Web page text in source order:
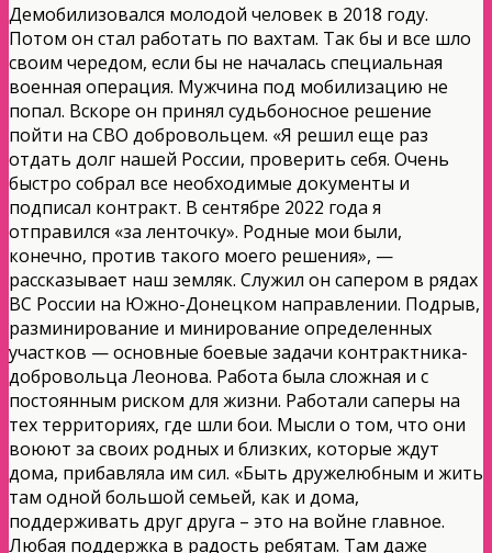
Демобилизовался молодой человек в 2018 году.
Потом он стал работать по вахтам. Так бы и все шло
своим чередом, если бы не началась специальная
военная операция. Мужчина под мобилизацию не
попал. Вскоре он принял судьбоносное решение
пойти на СВО добровольцем. «Я решил еще раз
отдать долг нашей России, проверить себя. Очень
быстро собрал все необходимые документы и
подписал контракт. В сентябре 2022 года я
отправился «за ленточку». Родные мои были,
конечно, против такого моего решения», —
рассказывает наш земляк. Служил он сапером в рядах
ВС России на Южно-Донецком направлении. Подрыв,
разминирование и минирование определенных
участков — основные боевые задачи контрактника-
добровольца Леонова. Работа была сложная и с
постоянным риском для жизни. Работали саперы на
тех территориях, где шли бои. Мысли о том, что они
воюют за своих родных и близких, которые ждут
дома, прибавляла им сил. «Быть дружелюбным и жить
там одной большой семьей, как и дома,
поддерживать друг друга – это на войне главное.
Любая поддержка в радость ребятам. Там даже